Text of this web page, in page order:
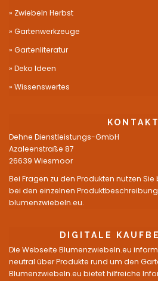
Zwiebeln Herbst
Gartenwerkzeuge
Gartenliteratur
Deko Ideen
Wissenswertes
KONTAKT
Dehne Dienstleistungs-GmbH
Azaleenstraße 87
26639 Wiesmoor
Bei Fragen zu den Produkten nutzen Sie
bei den einzelnen
blumenzwiebeln.eu.
DIGITALE
Die Webseite Blumenzwiebeln.eu
neutral über Produkte rund um den
Blumenzwiebeln.eu bietet hilfreiche